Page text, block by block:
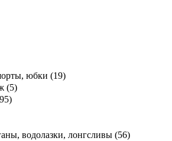
юбки (19)
(5)
95)
водолазки, лонгсливы (56)